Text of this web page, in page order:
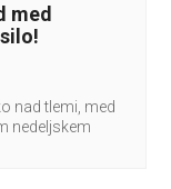
med
nad tlemi, med
nedeljskem